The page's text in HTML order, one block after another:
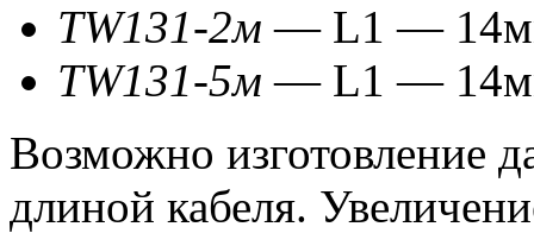
TW131-2м — L1 —
TW131-5м — L1 —
Возможно изготовление
длиной кабеля.